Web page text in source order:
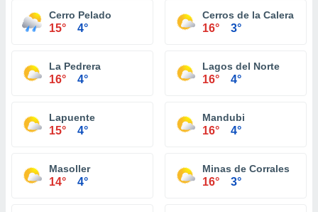
Cerro Pelado
15° 4°
Cerros de la Calera
16° 3°
La Pedrera
16° 4°
Lagos del Norte
16° 4°
Lapuente
15° 4°
Mandubi
16° 4°
Masoller
14° 4°
Minas de Corrales
16° 3°